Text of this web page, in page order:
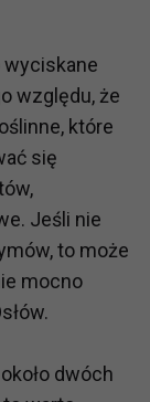
względu, że
które
się
Jeśli nie
to może
mocno
dwóch